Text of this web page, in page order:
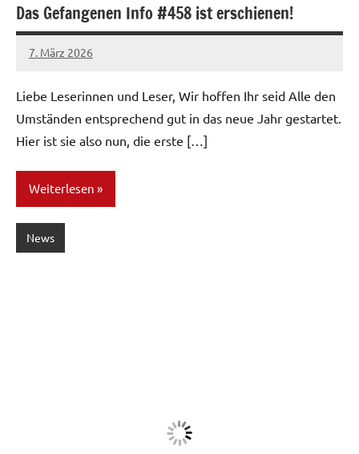
Das Gefangenen Info #458 ist erschienen!
7. März 2026
network
Liebe Leserinnen und Leser, Wir hoffen Ihr seid Alle den
Umständen entsprechend gut in das neue Jahr gestartet.
Hier ist sie also nun, die erste […]
Weiterlesen
News